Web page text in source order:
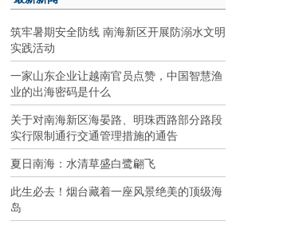
筑牢暑期安全防线 南海新区开展防溺水文明
实践活动
一家山东企业让越南官员点赞，中国智慧渔
业的出海密码是什么
关于对南海新区海晏路、明珠西路部分路段
实行限制通行交通管理措施的通告
夏日南海：水清草盛白鹭翩飞
此生必去！烟台藏着一座风景绝美的顶级海
岛